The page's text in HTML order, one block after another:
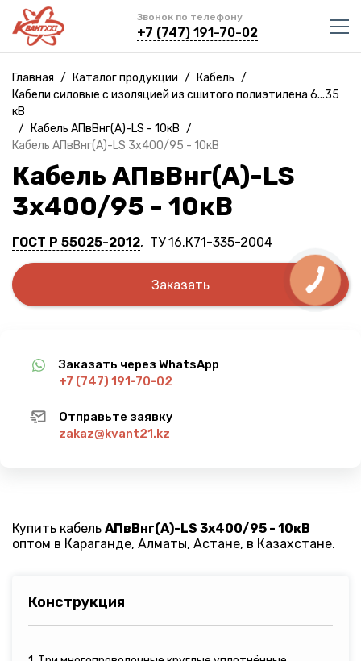
Звонок по телефону
+7 (747) 191-70-02
Главная / Каталог продукции / Кабель /
Кабели силовые с изоляцией из сшитого полиэтилена 6...35
кВ
/
Кабель АПвВнг(A)-LS - 10кВ /
Кабель АПвВнг(A)-LS 3х400/95 - 10кВ
Кабель АПвВнг(A)-LS
3х400/95 - 10кВ
ГОСТ Р 55025-2012, ТУ 16.К71-335-2004
Заказать
Заказать через WhatsApp
+7 (747) 191-70-02
Отправьте заявку
zakaz@kvant21.kz
Купить кабель АПвВнг(A)-LS 3х400/95 - 10кВ
оптом в Караганде, Алматы, Астане, в Казахстане.
Конструкция